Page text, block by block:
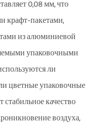
0,08 мм, что
крафт-пакетами,
из алюминиевой
упаковочными
ли
цветные упаковочные
качество
воздуха,